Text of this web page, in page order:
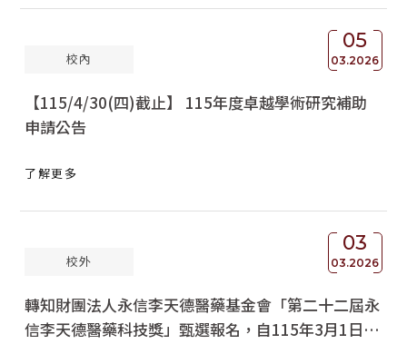
05
03.2026
校內
【115/4/30(四)截止】 115年度卓越學術研究補助
申請公告
了解更多
03
03.2026
校外
轉知財團法人永信李天德醫藥基金會「第二十二屆永
信李天德醫藥科技獎」甄選報名，自115年3月1日起